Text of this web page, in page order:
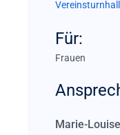
Für:
Frauen
Marie-